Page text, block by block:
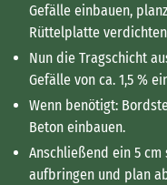
Gefälle einbauen,
Rüttelplatte
Nun die Tragschicht
Gefälle von ca. 1,5 %
Wenn benötigt:
Beton einbauen.
Anschließend ein 5
aufbringen und plan